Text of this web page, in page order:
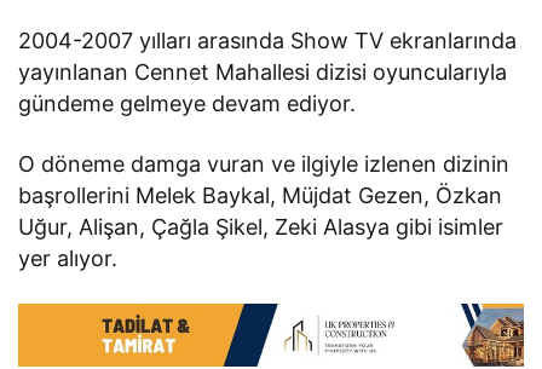
2004-2007 yılları arasında Show TV ekranlarında
yayınlanan Cennet Mahallesi dizisi oyuncularıyla
gündeme gelmeye devam ediyor.
O döneme damga vuran ve ilgiyle izlenen dizinin
başrollerini Melek Baykal, Müjdat Gezen, Özkan
Uğur, Alişan, Çağla Şikel, Zeki Alasya gibi isimler
yer alıyor.